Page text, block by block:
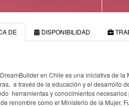
DE DISPONIBILIDAD
en Chile es una iniciativa de
a través de la educación y el desarrollo
herramientas y conocimientos
renombre como el Ministerio de la Mujer,